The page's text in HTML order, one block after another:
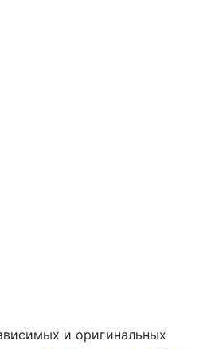
и оригинальных